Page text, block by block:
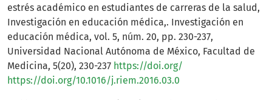
estrés académico en estudiantes de carreras de la salud,
Investigación en educación médica,. Investigación en
educación médica, vol. 5, núm. 20, pp. 230-237,
Universidad Nacional Autónoma de México, Facultad de
Medicina, 5(20), 230-237 https://doi.org/
https://doi.org/10.1016/j.riem.2016.03.0